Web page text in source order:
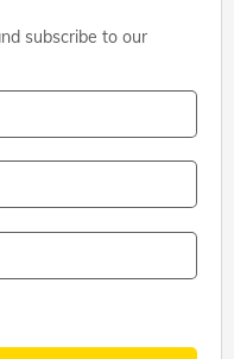
subscribe to our